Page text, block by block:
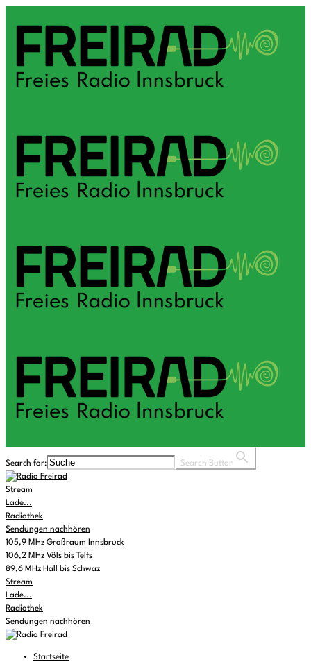
Search for: Search Button
Stream
Lade...
Radiothek
Sendungen nachhören
105,9 MHz Großraum Innsbruck
106,2 MHz Völs bis Telfs
89,6 MHz Hall bis Schwaz
Stream
Lade...
Radiothek
Sendungen nachhören
Startseite